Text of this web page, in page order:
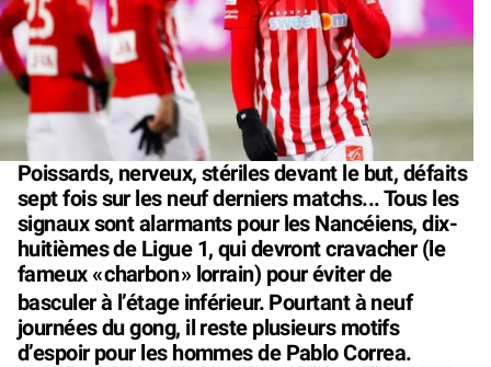
Poissards, nerveux, stériles devant le but, défaits
sept fois sur les neuf derniers matchs... Tous les
signaux sont alarmants pour les Nancéiens, dix-
huitièmes de Ligue 1, qui devront cravacher (le
fameux «charbon» lorrain) pour éviter de
basculer à l’étage inférieur. Pourtant à neuf
journées du gong, il reste plusieurs motifs
d’espoir pour les hommes de Pablo Correa.